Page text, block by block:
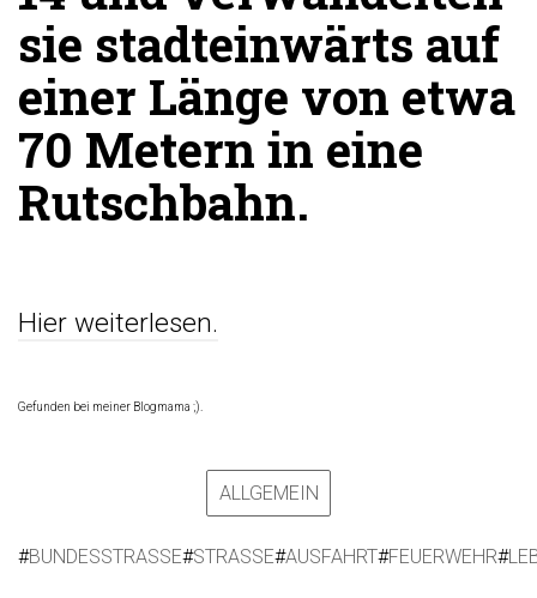
sie stadteinwärts auf
einer Länge von etwa
70 Metern in eine
Rutschbahn.
Hier weiterlesen.
Gefunden bei meiner Blogmama ;).
ALLGEMEIN
#BUNDESSTRASSE #STRASSE #AUSFAHRT#FEUERWEHR#